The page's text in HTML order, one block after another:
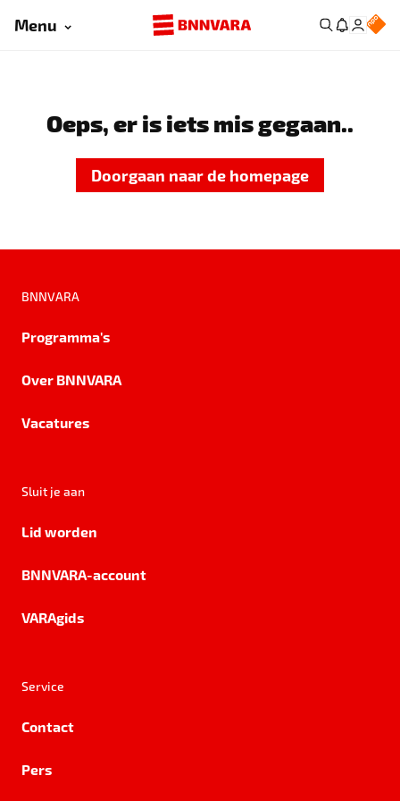
Menu
Oeps, er is iets mis gegaan..
Doorgaan naar de homepage
BNNVARA
Programma's
Over BNNVARA
Vacatures
Sluit je aan
Lid worden
BNNVARA-account
VARAgids
Service
Contact
Pers